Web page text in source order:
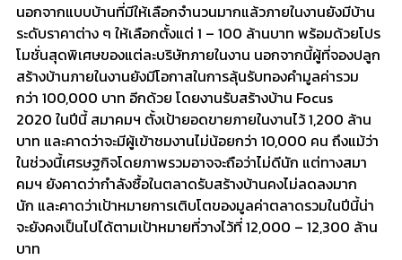
นอกจากแบบบ้านที่มีให้เลือกจำนวนมากแล้วภายในงานยังมีบ้าน
ระดับราคาต่าง ๆ ให้เลือกตั้งแต่ 1 – 100 ล้านบาท พร้อมด้วยโปร
โมชั่นสุดพิเศษของแต่ละบริษัทภายในงาน นอกจากนี้ผู้ที่จองปลูก
สร้างบ้านภายในงานยังมีโอกาสในการลุ้นรับทองคำมูลค่ารวม
กว่า 100,000 บาท อีกด้วย โดยงานรับสร้างบ้าน Focus
2020 ในปีนี้ สมาคมฯ ตั้งเป้ายอดขายภายในงานไว้ 1,200 ล้าน
บาท และคาดว่าจะมีผู้เข้าชมงานไม่น้อยกว่า 10,000 คน ถึงแม้ว่า
ในช่วงนี้เศรษฐกิจโดยภาพรวมอาจจะถือว่าไม่ดีนัก แต่ทางสมา
คมฯ ยังคาดว่ากำลังซื้อในตลาดรับสร้างบ้านคงไม่ลดลงมาก
นัก และคาดว่าเป้าหมายการเติบโตของมูลค่าตลาดรวมในปีนี้น่า
จะยังคงเป็นไปได้ตามเป้าหมายที่วางไว้ที่ 12,000 – 12,300 ล้าน
บาท